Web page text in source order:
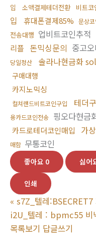
입
소액결제테더전환 비트
입
휴대폰결제85% 문상
전송대행 업비트코인추적
리플
돈믹싱문의 중고
당일정산
솔라나현금화
구매대행
카지노믹싱
컬쳐랜드비트코인구입 테더
용카드코인전송 핑오다현금
카드로테더코인매입
가
매함 무통코인
좋아요 0 싫어
인쇄
« s7Z_텔레
i2U_텔레 : bpmc55 비
목록보기 답글쓰기